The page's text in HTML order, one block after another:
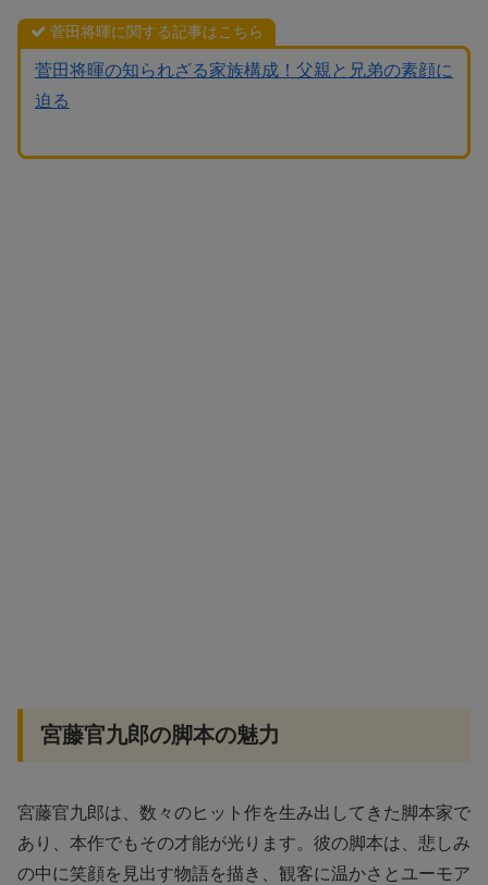
菅田将暉に関する記事はこちら
菅田将暉の知られざる家族構成！父親と兄弟の素顔に
迫る
宮藤官九郎の脚本の魅力
宮藤官九郎は、数々のヒット作を生み出してきた脚本家で
あり、本作でもその才能が光ります。彼の脚本は、悲しみ
の中に笑顔を見出す物語を描き、観客に温かさとユーモア